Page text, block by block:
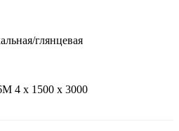
глянцевая
4 х 1500 х 3000